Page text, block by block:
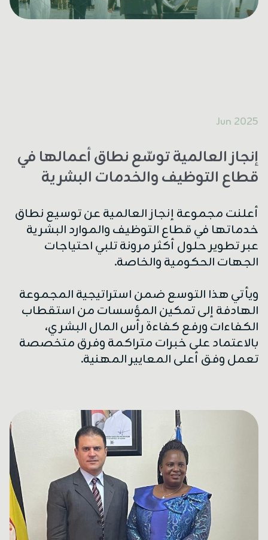
2025 Jun
إنجاز العالمية توسّع نطاق أعمالها في
قطاع التوظيف والخدمات البشرية
أعلنت مجموعة إنجاز العالمية عن توسيع نطاق
خدماتها في قطاع التوظيف والموارد البشرية
عبر تطوير حلول أكثر مرونة تلبي احتياجات
الجهات الحكومية والخاصة.
ويأتي هذا التوسع ضمن استراتيجية المجموعة
الهادفة إلى تمكين المؤسسات من استقطاب
الكفاءات ورفع كفاءة رأس المال البشري،
بالاعتماد على خبرات متراكمة وفرق متخصصة
تعمل وفق أعلى المعايير المهنية.